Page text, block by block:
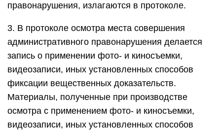
правонарушения, излагаются в протоколе.
3. В протоколе осмотра места совершения
административного правонарушения делается
запись о применении фото- и киносъемки,
видеозаписи, иных установленных способов
фиксации вещественных доказательств.
Материалы, полученные при производстве
осмотра с применением фото- и киносъемки,
видеозаписи, иных установленных способов